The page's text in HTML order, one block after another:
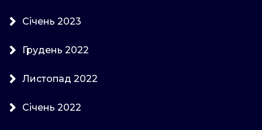
Січень 2023
Грудень 2022
Листопад 2022
Січень 2022